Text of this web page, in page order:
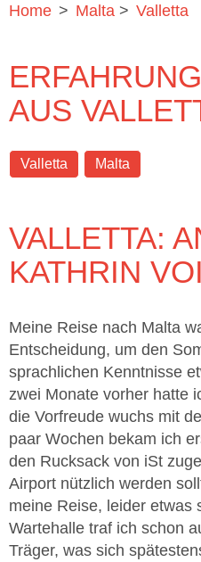
Home > Malta > Valletta
AUS
Valletta Malta
VALLETTA:
KATHRIN
Meine Reise nach Malta
Entscheidung, um den
sprachlichen Kenntnisse
zwei Monate vorher hatte
die Vorfreude wuchs mit
paar Wochen bekam ich
den Rucksack von iSt
Airport nützlich werden
meine Reise, leider etwas
Wartehalle traf ich schon
Träger, was sich